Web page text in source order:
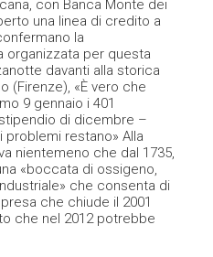
con Banca Monte dei
una linea di credito a
la
organizzata per questa
davanti alla storica
(Firenze), «È vero che
9 gennaio i 401
di dicembre –
restano» Alla
nientemeno che dal 1735,
«boccata di ossigeno,
che consenta di
che chiude il 2001
che nel 2012 potrebbe